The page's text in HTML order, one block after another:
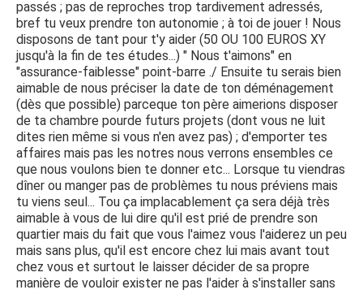
passés ; pas de reproches trop tardivement adressés,
bref tu veux prendre ton autonomie ; à toi de jouer ! Nous
disposons de tant pour t'y aider (50 OU 100 EUROS XY
jusqu'à la fin de tes études...) " Nous t'aimons" en
"assurance-faiblesse" point-barre ./ Ensuite tu serais bien
aimable de nous préciser la date de ton déménagement
(dès que possible) parceque ton père aimerions disposer
de ta chambre pourde futurs projets (dont vous ne luit
dites rien même si vous n'en avez pas) ; d'emporter tes
affaires mais pas les notres nous verrons ensembles ce
que nous voulons bien te donner etc... Lorsque tu viendras
dîner ou manger pas de problèmes tu nous préviens mais
tu viens seul... Tou ça implacablement ça sera déjà très
aimable à vous de lui dire qu'il est prié de prendre son
quartier mais du fait que vous l'aimez vous l'aiderez un peu
mais sans plus, qu'il est encore chez lui mais avant tout
chez vous et surtout le laisser décider de sa propre
manière de vouloir exister ne pas l'aider à s'installer sans